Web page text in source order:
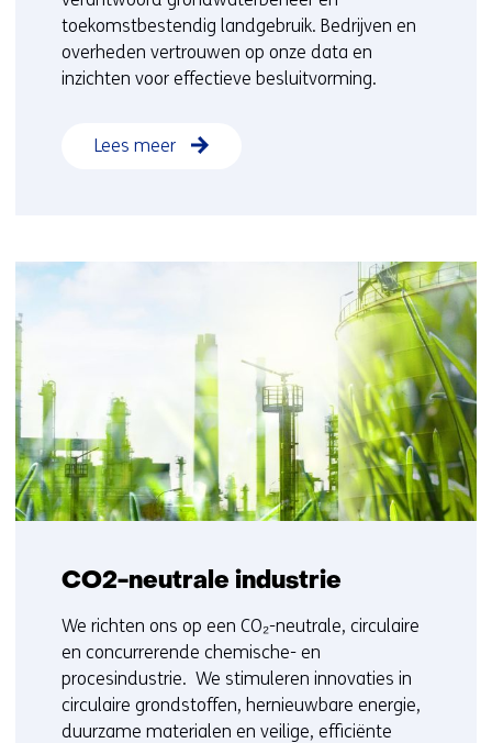
toekomstbestendig landgebruik. Bedrijven en
overheden vertrouwen op onze data en
inzichten voor effectieve besluitvorming.
Lees meer
CO2-neutrale industrie
We richten ons op een CO₂-neutrale, circulaire
en concurrerende chemische- en
procesindustrie. We stimuleren innovaties in
circulaire grondstoffen, hernieuwbare energie,
duurzame materialen en veilige, efficiënte